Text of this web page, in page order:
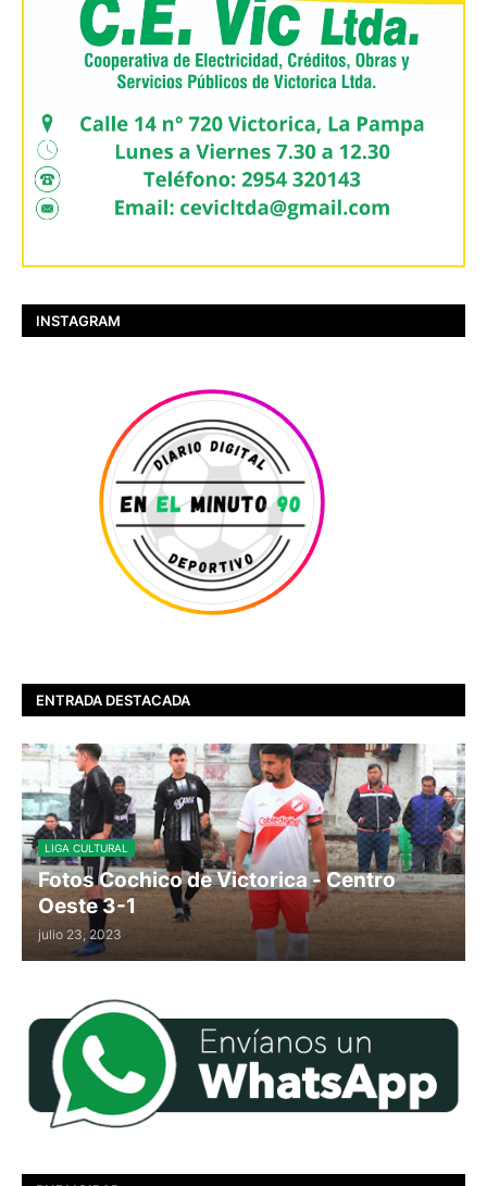
INSTAGRAM
ENTRADA DESTACADA
LIGA CULTURAL
Fotos Cochico de Victorica - Centro
Oeste 3-1
julio 23, 2023